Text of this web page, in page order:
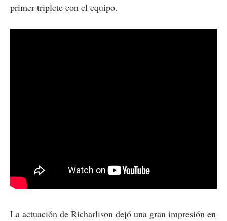
primer triplete con el equipo.
La actuación de Richarlison dejó una gran impresión en